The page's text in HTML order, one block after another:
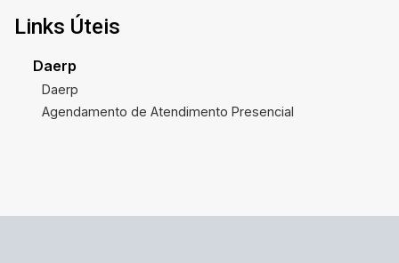
Links Úteis
Daerp
Daerp
Agendamento de Atendimento Presencial